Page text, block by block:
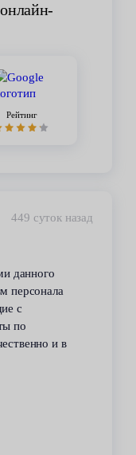
Рейтинг
449 суток назад
данного
персонала
с
по
и в